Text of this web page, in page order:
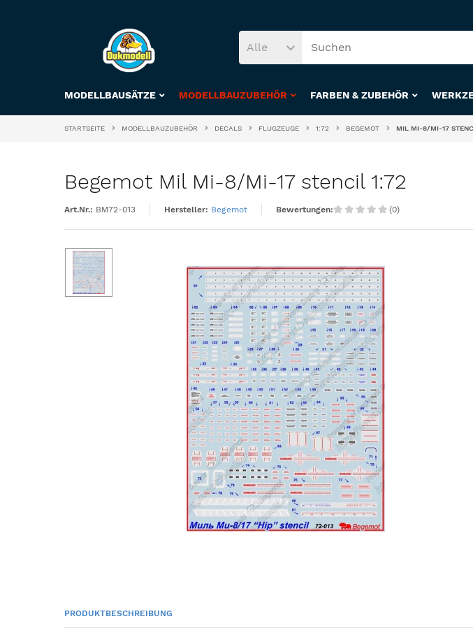
Alle
MODELLBAUSÄTZE MODELLBAUZUBEHÖR FARBEN & ZUBEHÖR
STARTSEITE MODELLBAUZUBEHÖR DECALS FLUGZEUGE 1:72 BEGEMOT MIL MI-8/MI-17
Begemot Mil Mi-8/Mi-17 stencil 1:72
Art.Nr.: BM72-013 Hersteller: Begemot Bewertungen: (0)
PRODUKTBESCHREIBUNG